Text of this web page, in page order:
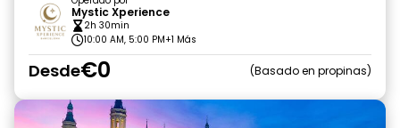
Mystic Xperience
2h 30min
10:00 AM, 5:00 PM+1 Más
Desde€0 Basado en propinas